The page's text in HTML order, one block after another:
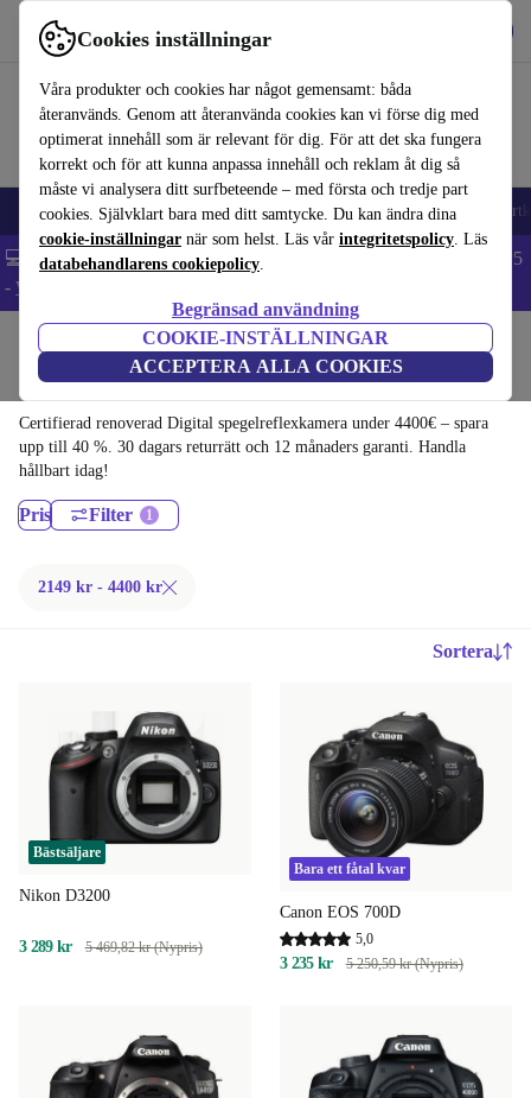
Cookies inställningar
Våra produkter och cookies har något gemensamt: båda
återanvänds. Genom att återanvända cookies kan vi förse dig med
optimerat innehåll som är relevant för dig. För att det ska fungera
korrekt och för att kunna anpassa innehåll och reklam åt dig så
måste vi analysera ditt surfbeteende – med första och tredje part
cookies. Självklart bara med ditt samtycke. Du kan ändra dina
cookie-inställningar när som helst. Läs vår integritetspolicy. Läs
databehandlarens cookiepolicy.
Begränsad användning
COOKIE-INSTÄLLNINGAR
ACCEPTERA ALLA COOKIES
Använd refurbed snabbt och enkelt
🎒 Back to school Mobiltelefoner Bärbara datorer Surfplattor
💻 Extra 5% rabatt på alla MacBooks och laptops - Code: LAPTOP5
- Villkor
Kameror
Digital spegelreflexkamera:
Certifierad renoverad Digital spegelreflexkamera under 4400€ – spara
upp till 40 %. 30 dagars returrätt och 12 månaders garanti. Handla
hållbart idag!
Pris Filter
2149 kr - 4400 kr
Sortera
Bästsäljare
Nikon D3200
3 289 kr 5 469,82 kr (Nypris)
Bara ett fåtal kvar
Canon EOS 700D
5,0
3 235 kr 5 250,59 kr (Nypris)